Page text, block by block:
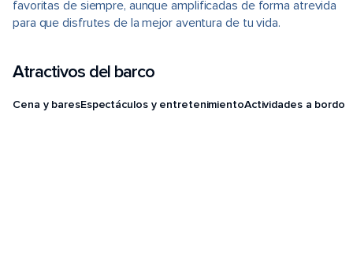
favoritas de siempre, aunque amplificadas de forma atrevida
para que disfrutes de la mejor aventura de tu vida.
Atractivos del barco
Cena y baresEspectáculos y entretenimientoActividades a bordo